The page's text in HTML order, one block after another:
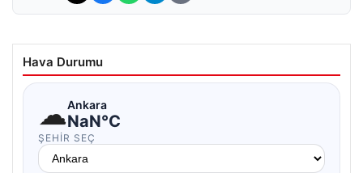
Hava Durumu
☁Ankara
NaN°C
ŞEHIR SEÇ